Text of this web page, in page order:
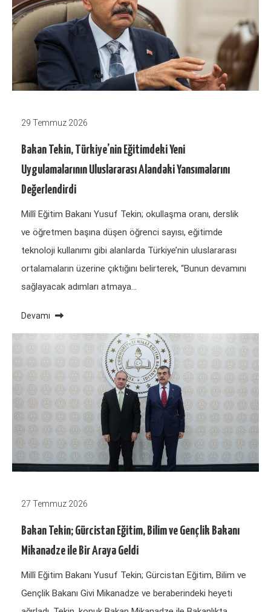
29 Temmuz 2026
Bakan Tekin, Türkiye’nin Eğitimdeki Yeni
Uygulamalarının Uluslararası Alandaki Yansımalarını
Değerlendirdi
Millî Eğitim Bakanı Yusuf Tekin; okullaşma oranı, derslik
ve öğretmen başına düşen öğrenci sayısı, eğitimde
teknoloji kullanımı gibi alanlarda Türkiye’nin uluslararası
ortalamaların üzerine çıktığını belirterek, “Bunun devamını
sağlayacak adımları atmaya…
Devamı
27 Temmuz 2026
Bakan Tekin; Gürcistan Eğitim, Bilim ve Gençlik Bakanı
Mikanadze ile Bir Araya Geldi
Millî Eğitim Bakanı Yusuf Tekin; Gürcistan Eğitim, Bilim ve
Gençlik Bakanı Givi Mikanadze ve beraberindeki heyeti